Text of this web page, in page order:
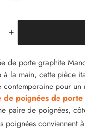
de porte graphite
à la main, cette pièce
contemporaine pour un
de poignées de porte
paire de poignées,
poignées conviennent